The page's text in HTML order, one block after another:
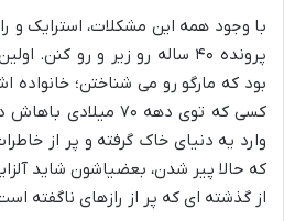
با وجود همه این مشکلات، استرایک و
پرونده ۴۰ ساله رو زیر و رو
بود که مارگو رو می شناختن؛
کسی که توی دهه ۷۰
وارد یه دنیای خاک گرفته و پر از
که حالا پیر شدن، بعضیاشون شاید
از گذشته ای که پر از رازهای ناگفته